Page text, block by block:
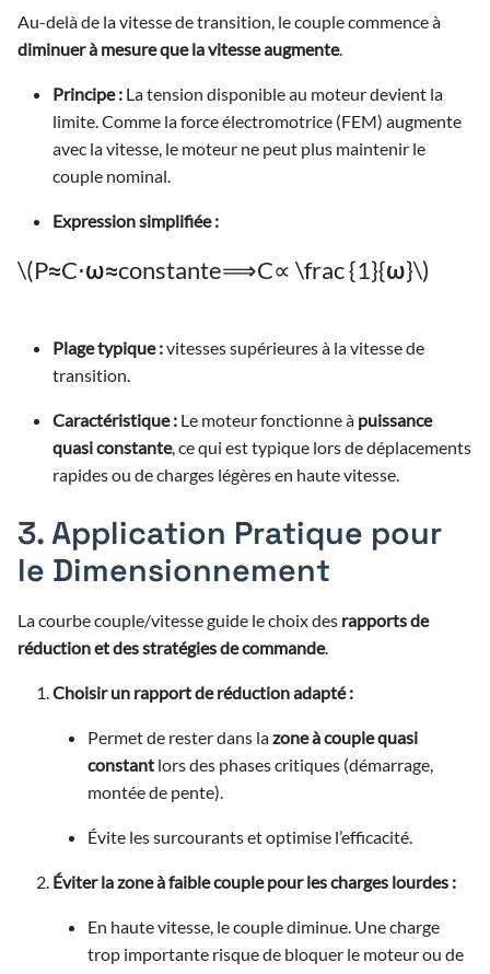
Au-delà de la vitesse de transition, le couple commence à
diminuer à mesure que la vitesse augmente.
Principe : La tension disponible au moteur devient la
limite. Comme la force électromotrice (FEM) augmente
avec la vitesse, le moteur ne peut plus maintenir le
couple nominal.
Expression simplifiée :
\(P≈C⋅ω≈constante⟹C∝ \frac {1}{ω}\)
Plage typique :vitesses supérieures à la vitesse de
transition.
Caractéristique : Le moteur fonctionne à puissance
quasi constante, ce qui est typique lors de déplacements
rapides ou de charges légères en haute vitesse.
3. Application Pratique pour
le Dimensionnement
La courbe couple/vitesse guide le choix des rapports de
réduction et des stratégies de commande.
Choisir un rapport de réduction adapté :
Permet de rester dans lazone à couple quasi
constant lors des phases critiques (démarrage,
montée de pente).
Évite les surcourants et optimise l’efficacité.
Éviter la zone à faible couple pour les charges lourdes :
En haute vitesse, le couple diminue. Une charge
trop importante risque de bloquer le moteur ou de